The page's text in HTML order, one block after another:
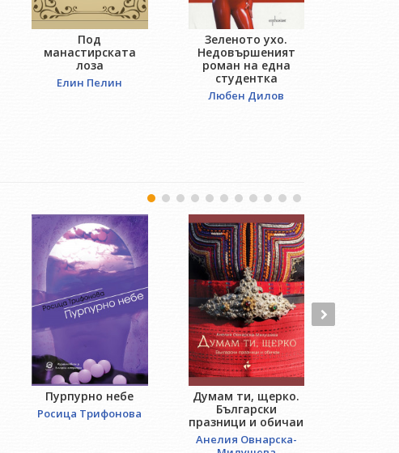
Под
манастирската
лоза
Елин Пелин
Зеленото ухо.
Недовършеният
роман на една
студентка
Любен Дилов
Пурпурно небе
Росица Трифонова
Думам ти, щерко.
Български
празници и обичаи
Анелия Овнарска-